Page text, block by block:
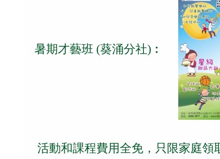
暑期才藝班 (葵涌分社)︰
活動和課程費用全免，只限家庭